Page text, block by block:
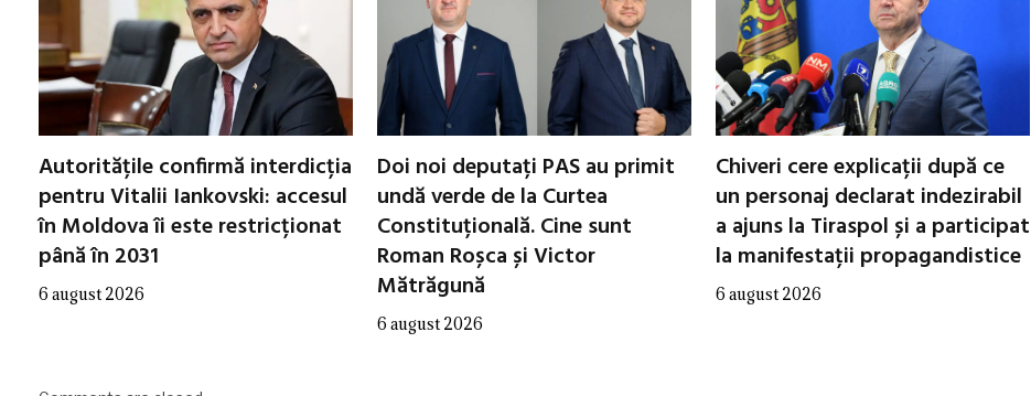
Autoritățile confirmă interdicția
pentru Vitalii Iankovski: accesul
în Moldova îi este restricționat
până în 2031
6 august 2026
Doi noi deputați PAS au primit
undă verde de la Curtea
Constituțională. Cine sunt
Roman Roșca și Victor
Mătrăgună
6 august 2026
Chiveri cere explicații după ce
un personaj declarat indezirabil
a ajuns la Tiraspol și a participat
la manifestații propagandistice
6 august 2026